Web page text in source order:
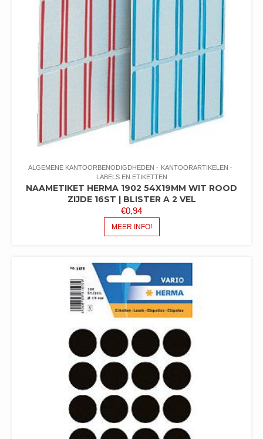
ALGEMENE KANTOORBENODIGDHEDEN
KANTOORARTIKELEN
LABELS EN ETIKETTEN
NAAMETIKET HERMA 1902 54X19MM WIT ROOD
ZIJDE 16ST | BLISTER A 2 VEL
€0,94
MEER INFO!